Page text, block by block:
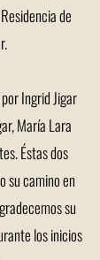
de
Ingrid Jigar
María Lara
Éstas dos
su camino en
su
los inicios